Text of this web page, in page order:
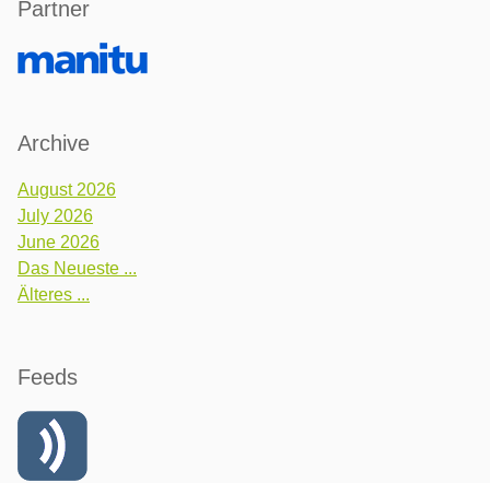
Partner
Archive
August 2026
July 2026
June 2026
Das Neueste ...
Älteres ...
Feeds